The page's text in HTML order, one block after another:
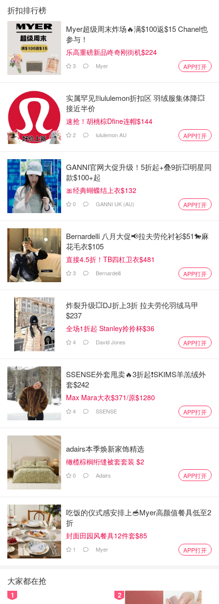
折扣排行榜
Myer超级周末炸场🔥满$100返$15 Chanel也
参与！
乐高重磅新品咚奇刚街机$224
3 Myer APP打开
实属罕见‼️lululemon折扣区 羽绒服集体降💥
接近半价
速抢！胡桃棕Dfine连帽$144
2 lululemon AU APP打开
GANNI官网大促升级！5折起+叠9折💥明星同
款$100+起
🎀经典蝴蝶结上衣$132
0 GANNI UK (AU) APP打开
Bernardelli 八月大促📢拉夫劳伦衬衫$51🐎麻
花毛衣$105
直接4.5折！TB四杠卫衣$481
3 Bernardelli APP打开
炸裂升级💥DJ折上3折 拉夫劳伦羽绒马甲
$237
全场1折起 Stanley拎拎杯$36
4 David Jones APP打开
SSENSE外套甩卖🔥3折起❗SKIMS羊羔绒外
套$242
Max Mara大衣$371/原$1280
4 SSENSE APP打开
adairs本季焕新家饰精选
橄榄棕榈绗缝被套套装 $2
0 Adairs APP打开
吃饭的仪式感安排上🥣Myer高颜值餐具低至2
折
封面田园风餐具12件套$85
1 Myer APP打开
大家都在抢
1 2